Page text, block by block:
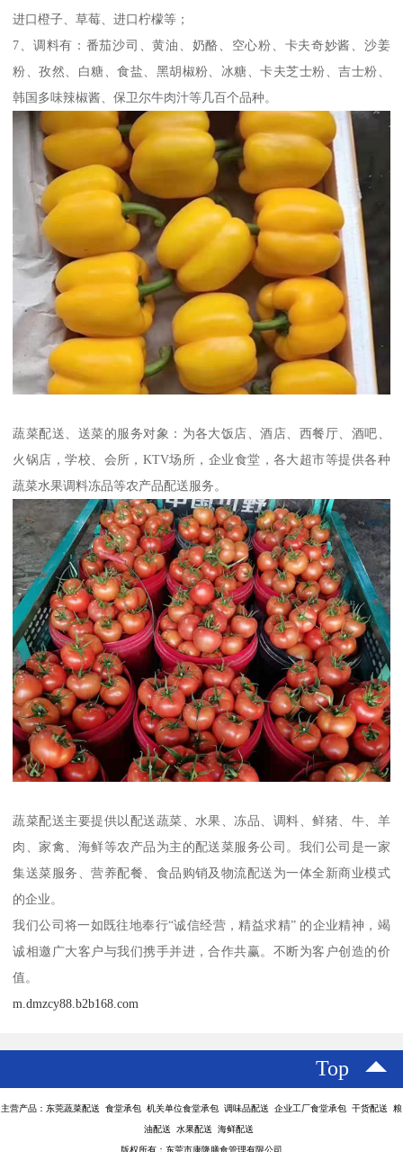
进口橙子、草莓、进口柠檬等；
7、调料有：番茄沙司、黄油、奶酪、空心粉、卡夫奇妙酱、沙姜
粉、孜然、白糖、食盐、黑胡椒粉、冰糖、卡夫芝士粉、吉士粉、
韩国多味辣椒酱、保卫尔牛肉汁等几百个品种。
蔬菜配送、送菜的服务对象：为各大饭店、酒店、西餐厅、酒吧、
火锅店，学校、会所，KTV场所，企业食堂，各大超市等提供各种
蔬菜水果调料冻品等农产品配送服务。
蔬菜配送主要提供以配送蔬菜、水果、冻品、调料、鲜猪、牛、羊
肉、家禽、海鲜等农产品为主的配送菜服务公司。我们公司是一家
集送菜服务、营养配餐、食品购销及物流配送为一体全新商业模式
的企业。
我们公司将一如既往地奉行“诚信经营，精益求精” 的企业精神，竭
诚相邀广大客户与我们携手并进，合作共赢。不断为客户创造的价
值。
m.dmzcy88.b2b168.com
Top
主营产品：东莞蔬菜配送 食堂承包 机关单位食堂承包 调味品配送 企业工厂食堂承包 干货配送 粮
油配送 水果配送 海鲜配送
版权所有：东莞市康隆膳食管理有限公司